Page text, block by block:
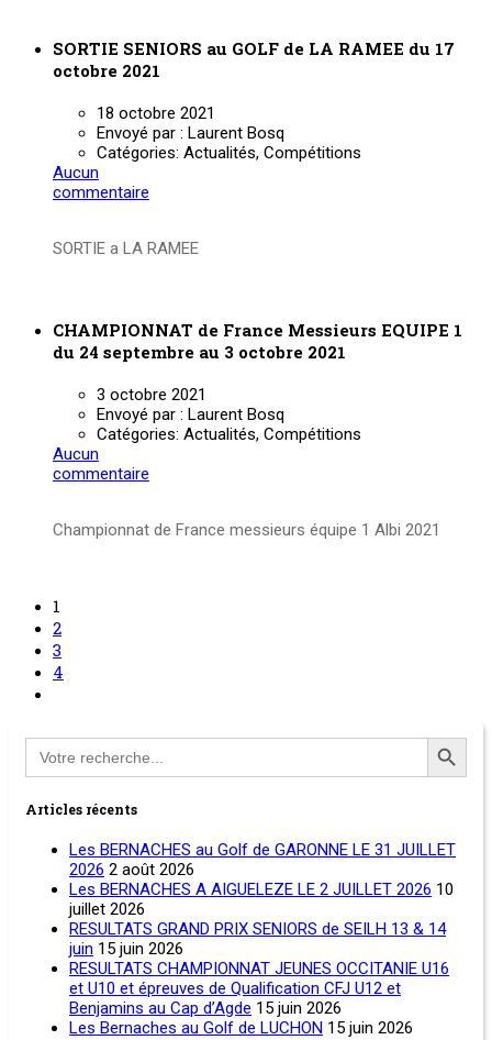
SORTIE SENIORS au GOLF de LA RAMEE du 17
octobre 2021
18 octobre 2021
Envoyé par : Laurent Bosq
Catégories: Actualités, Compétitions
Aucun
commentaire
SORTIE a LA RAMEE
CHAMPIONNAT de France Messieurs EQUIPE 1
du 24 septembre au 3 octobre 2021
3 octobre 2021
Envoyé par : Laurent Bosq
Catégories: Actualités, Compétitions
Aucun
commentaire
Championnat de France messieurs équipe 1 Albi 2021
1
2
3
4
Search
for:
Articles récents
Les BERNACHES au Golf de GARONNE LE 31 JUILLET
2026 2 août 2026
Les BERNACHES A AIGUELEZE LE 2 JUILLET 2026 10
juillet 2026
RESULTATS GRAND PRIX SENIORS de SEILH 13 & 14
juin 15 juin 2026
RESULTATS CHAMPIONNAT JEUNES OCCITANIE U16
et U10 et épreuves de Qualification CFJ U12 et
Benjamins au Cap d’Agde 15 juin 2026
Les Bernaches au Golf de LUCHON 15 juin 2026